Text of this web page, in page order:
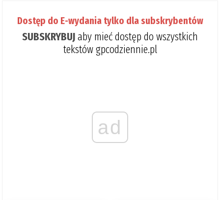
Dostęp do E-wydania tylko dla subskrybentów
SUBSKRYBUJaby mieć dostęp do wszystkich
tekstów gpcodziennie.pl
ad